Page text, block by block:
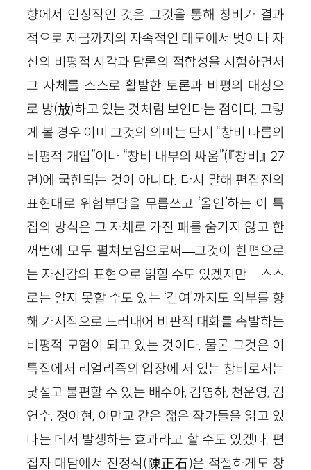
향에서 인상적인 것은 그것을 통해 창비가 결과
적으로 지금까지의 자족적인 태도에서 벗어나 자
신의 비평적 시각과 담론의 적합성을 시험하면서
그 자체를 스스로 활발한 토론과 비평의 대상으
로 방(放)하고 있는 것처럼 보인다는 점이다. 그렇
게 볼 경우 이미 그것의 의미는 단지 “창비 나름의
비평적 개입”이나 “창비 내부의 싸움”(『창비』 27
면)에 국한되는 것이 아니다. 다시 말해 편집진의
표현대로 위험부담을 무릅쓰고 ‘올인’하는 이 특
집의 방식은 그 자체로 가진 패를 숨기지 않고 한
꺼번에 모두 펼쳐보임으로써―그것이 한편으로
는 자신감의 표현으로 읽힐 수도 있겠지만―스스
로는 알지 못할 수도 있는 ‘결여’까지도 외부를 향
해 가시적으로 드러내어 비판적 대화를 촉발하는
비평적 모험이 되고 있는 것이다. 물론 그것은 이
특집에서 리얼리즘의 입장에 서 있는 창비로서는
낯설고 불편할 수 있는 배수아, 김영하, 천운영, 김
연수, 정이현, 이만교 같은 젊은 작가들을 읽고 있
다는 데서 발생하는 효과라고 할 수도 있겠다. 편
집자 대담에서 진정석(陳正石)은 적절하게도 창